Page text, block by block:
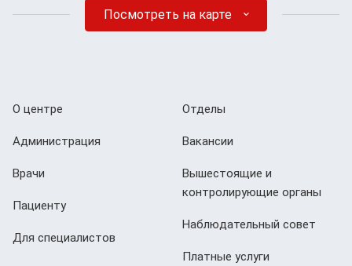
Посмотреть на карте
О центре
Администрация
Врачи
Пациенту
Для специалистов
Отделы
Вакансии
Вышестоящие и
контролирующие органы
Наблюдательный совет
Платные услуги